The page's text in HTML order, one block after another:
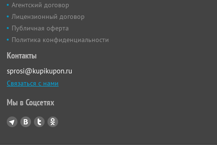
Агентский договор
Лицензионный договор
Публичная оферта
Политика конфиденциальности
Контакты
sprosi@kupikupon.ru
Связаться с нами
Мы в Соцсетях